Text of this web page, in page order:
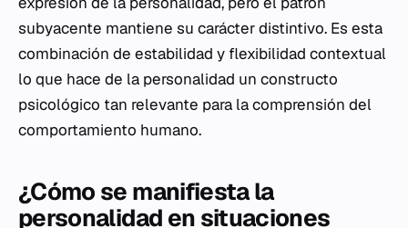
subyacente mantiene su carácter distintivo. Es esta
combinación de estabilidad y flexibilidad contextual
lo que hace de la personalidad un constructo
psicológico tan relevante para la comprensión del
comportamiento humano.
¿Cómo se manifiesta la
personalidad en situaciones